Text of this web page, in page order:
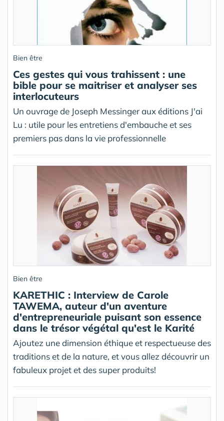
Bien être
Ces gestes qui vous trahissent : une
bible pour se maitriser et analyser ses
interlocuteurs
Un ouvrage de Joseph Messinger aux éditions J'ai
Lu : utile pour les entretiens d'embauche et ses
premiers pas dans la vie professionnelle
Bien être
KARETHIC : Interview de Carole
TAWEMA, auteur d'un aventure
d'entrepreneuriale puisant son essence
dans le trésor végétal qu'est le Karité
Ajoutez une dimension éthique et respectueuse des
traditions et de la nature, et vous allez découvrir un
fabuleux projet et des super produits!